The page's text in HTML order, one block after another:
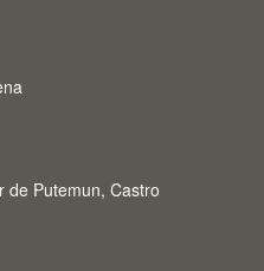
de Putemun, Castro